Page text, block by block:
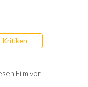
Kritiken
Film vor.